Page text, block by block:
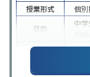
授業形式
個別
目的
中
内
成績
1